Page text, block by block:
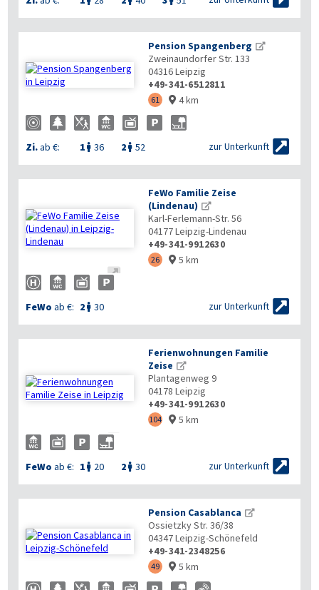

Pension Spangenberg
Zweinaundorfer Str. 133
04316Leipzig
+49-341-6512811
61  4 km
Zi.ab €: 1  36 2  52 zur Unterkunft 

FeWo Familie Zeise
(Lindenau)
Karl-Ferlemann-Str. 56
04177Leipzig-Lindenau
+49-341-9912630
26  5 km
FeWo ab €: 2  30 zur Unterkunft 

Ferienwohnungen Familie
Zeise
Plantagenweg 9
04178 Leipzig
+49-341-9912630
104  5 km
FeWo ab €: 1  20 2  30 zur Unterkunft 
Pension Casablanca
Ossietzky Str. 36/38
04347Leipzig-Schönefeld
+49-341-2348256
49  5 km